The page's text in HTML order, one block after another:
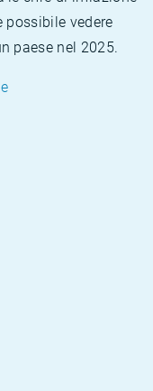
possibile vedere
paese nel 2025.